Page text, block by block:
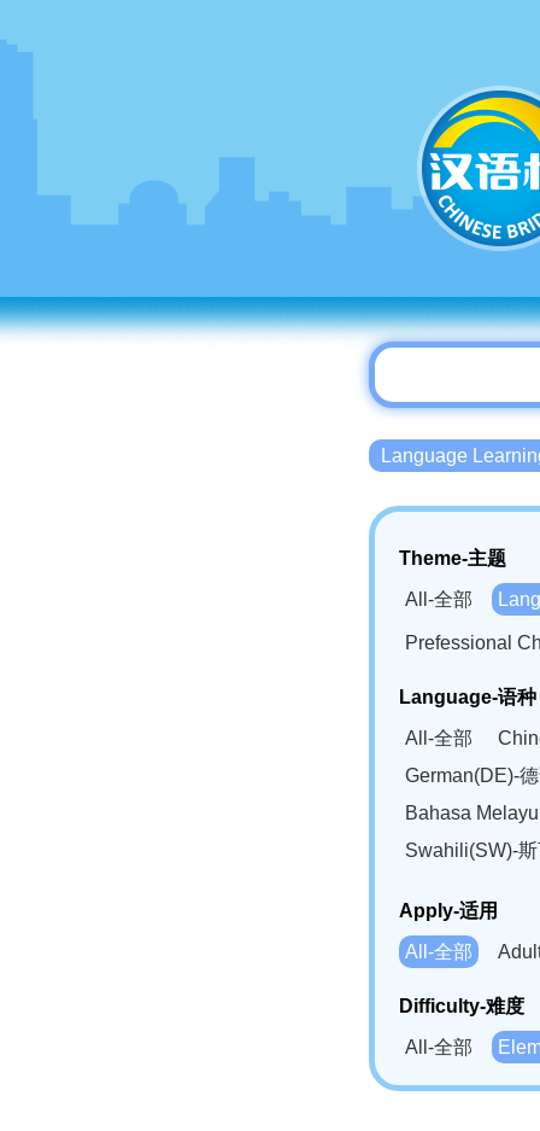
Language
Theme-主题
All-全部
Prefessional
Language-语种
All-全部
German(DE)-
Bahasa
Swahili(SW)-
Apply-适用
All-全部
Difficulty-难度
All-全部